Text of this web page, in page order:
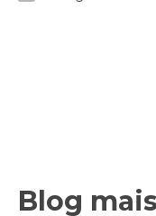
Blog